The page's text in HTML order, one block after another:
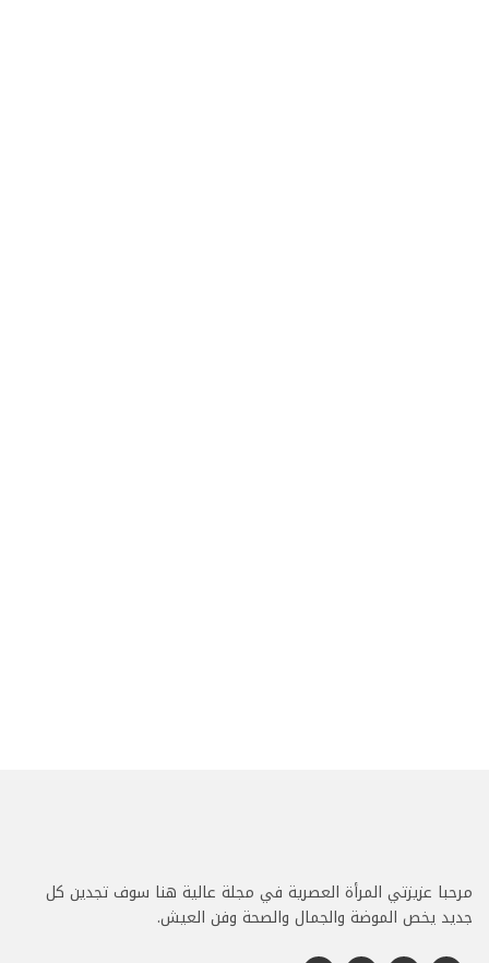
مرحبا عزيزتي المرأة العصرية في مجلة عالية هنا سوف تجدين كل
جديد يخص الموضة والجمال والصحة وفن العيش.